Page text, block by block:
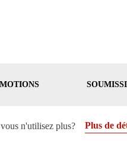
n'utilisez plus? Plus de